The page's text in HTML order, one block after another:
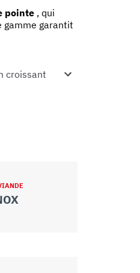
pointe, qui
gamme garantit